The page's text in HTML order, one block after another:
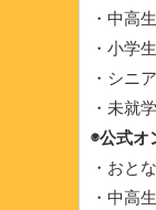
・中高
・小学
・シニ
・未就
◉公式オ
・おと
・中高